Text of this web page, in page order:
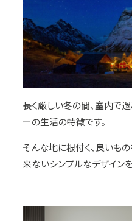
長く厳しい冬の間、室内で
ーの生活の特徴です。
そんな地に根付く、良いも
来ないシンプルなデザイン